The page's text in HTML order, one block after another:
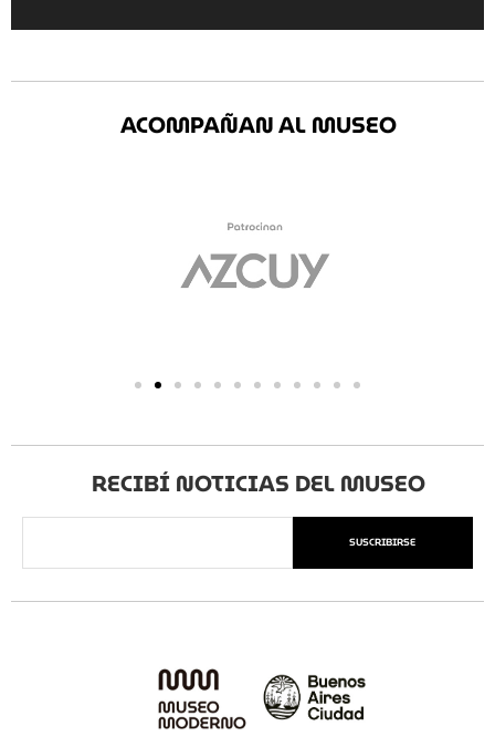
ACOMPAÑAN AL MUSEO
RECIBÍ NOTICIAS DEL MUSEO
SUSCRIBIRSE